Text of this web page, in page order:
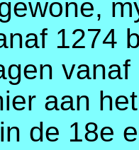
1274
aan
de 18e